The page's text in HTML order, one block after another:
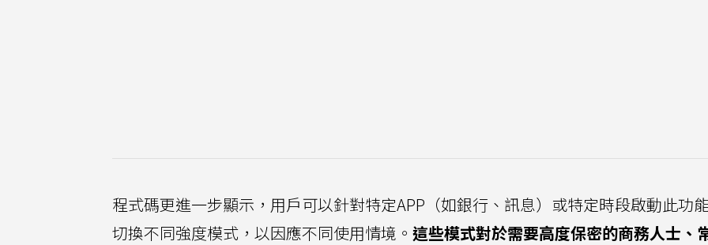
程式碼更進一步顯示，用戶可以針對特定APP（如銀行、訊息）或特定時段啟動此功
切換不同強度模式，以因應不同使用情境。 這些模式對於需要高度保密的商務人士、